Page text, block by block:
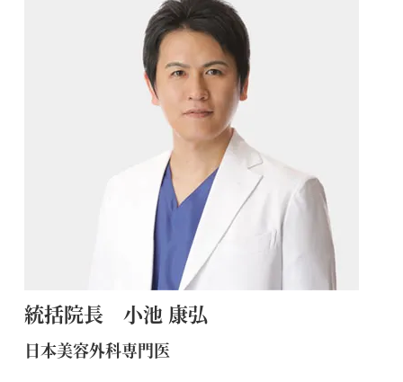
統括院長 小池 康弘
日本美容外科専門医